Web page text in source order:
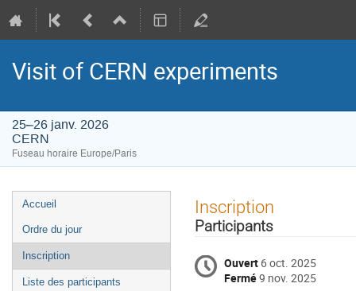
Visit of CERN experiments
25–26 janv. 2026
CERN
Fuseau horaire Europe/Paris
Menu
de
l'événement
Accueil
Ordre du jour
Inscription
Liste des participants
Inscription
Participants
Ouvert 6 oct. 2025
Fermé9 nov. 2025